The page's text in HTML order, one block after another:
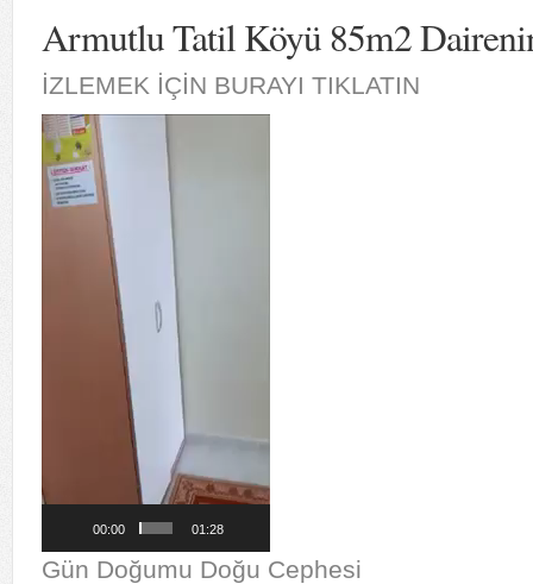
Armutlu Tatil Köyü 85m2
İZLEMEK İÇİN BURAYI TIKLATIN
Video
oynatıcı
00:00 01:28
Gün Doğumu Doğu Cephesi